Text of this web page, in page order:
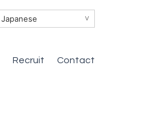
∨
Recruit Contact